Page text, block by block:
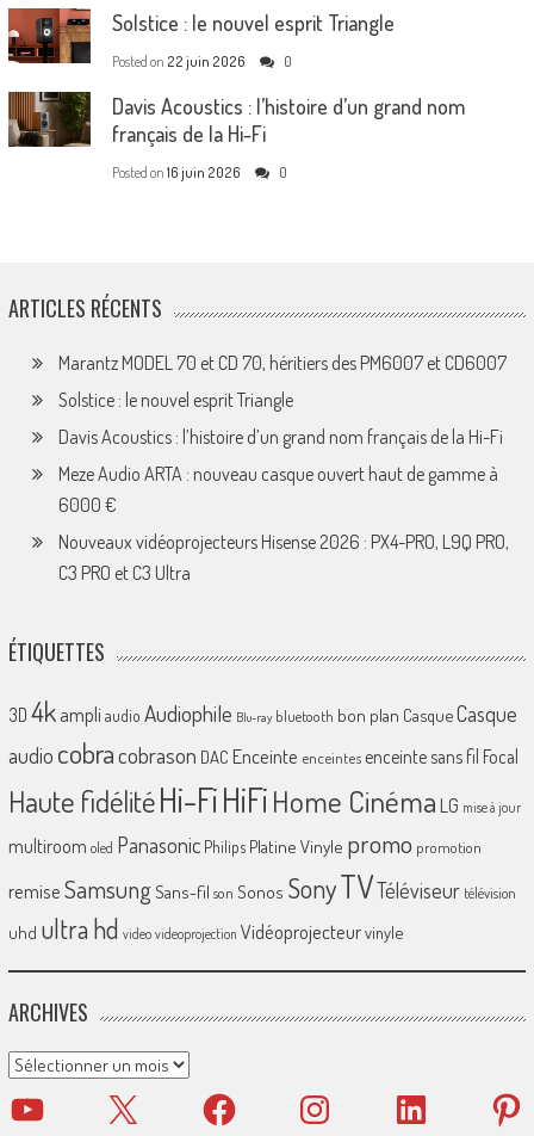
Solstice : le nouvel esprit Triangle
Posted on 22 juin 2026 0
Davis Acoustics : l’histoire d’un grand nom
français de la Hi-Fi
Posted on 16 juin 2026 0
ARTICLES RÉCENTS
Marantz MODEL 70 et CD 70, héritiers des PM6007 et CD6007
Solstice : le nouvel esprit Triangle
Davis Acoustics : l’histoire d’un grand nom français de la Hi-Fi
Meze Audio ARTA : nouveau casque ouvert haut de gamme à
6000 €
Nouveaux vidéoprojecteurs Hisense 2026 : PX4-PRO, L9Q PRO,
C3 PRO et C3 Ultra
ÉTIQUETTES
3D 4k ampliaudio Audiophile Blu-ray bluetooth bon plan CasqueCasque
audio cobracobrason DAC Enceinte enceintes enceinte sans fil Focal
Haute fidélitéHi-FiHiFiHome Cinéma LG mise à jour
multiroom oled Panasonic Philips Platine Vinyle promo promotion
remiseSamsungSans-fil son Sonos SonyTVTéléviseur télévision
uhd ultra hd video videoprojection Vidéoprojecteurvinyle
ARCHIVES
Archives
YouTube X Facebook Instagram LinkedIn